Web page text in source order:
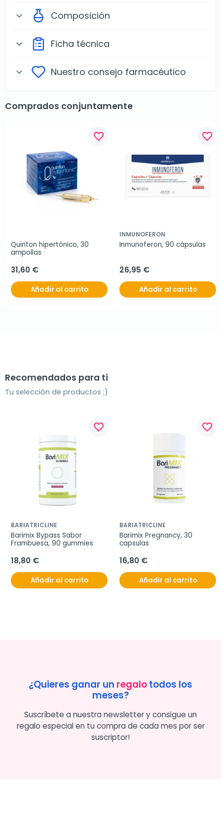
expand_more Composición
expand_more Ficha técnica
expand_more Nuestro consejo farmacéutico
Comprados conjuntamente
favorite_border
Quinton hipertónico, 30
ampollas
31,60 €
Añadir al carrito
favorite_border
INMUNOFERON
Inmunoferon, 90 cápsulas
26,95 €
Añadir al carrito
Recomendados para ti
Tu selección de productos ;)
favorite_border
BARIATRICLINE
Barimix Bypass Sabor
Frambuesa, 90 gummies
18,80 €
Añadir al carrito
favorite_border
BARIATRICLINE
Barimix Pregnancy, 30
capsulas
16,80 €
Añadir al carrito
¿Quieres ganar un regalotodos los
meses?
Suscríbete a nuestra newsletter y consigue un
regalo especial en tu compra de cada mes por ser
suscriptor!